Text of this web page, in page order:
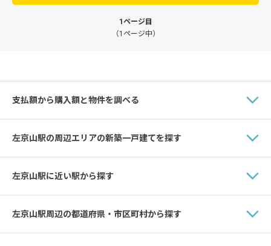
1ページ目
（1ページ中）
支払額から購入額と物件を調べる
左京山駅の周辺エリアの新築一戸建てを探す
左京山駅に近い駅から探す
左京山駅周辺の都道府県・市区町村から探す